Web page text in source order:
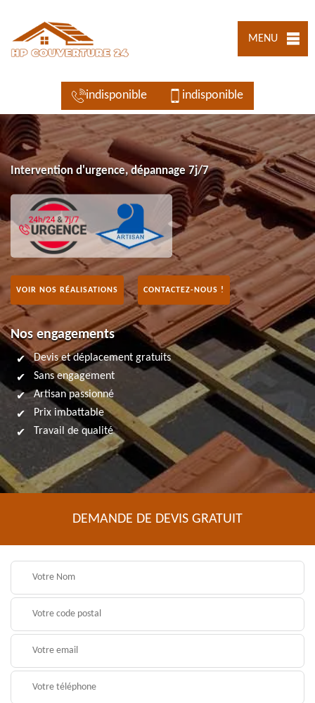
MENU
indisponible indisponible
Intervention d'urgence, dépannage 7j/7
VOIR NOS RÉALISATIONS CONTACTEZ-NOUS !
Nos engagements
Devis et déplacement gratuits
Sans engagement
Artisan passionné
Prix imbattable
Travail de qualité
DEMANDE DE DEVIS GRATUIT